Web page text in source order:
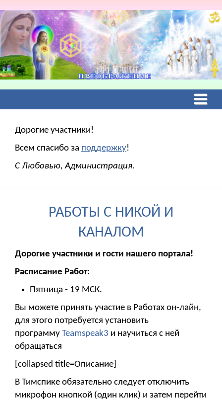
Дорогие участники!
Всем спасибо за поддержку!
С Любовью, Администрация.
РАБОТЫ С НИКОЙ И
КАНАЛОМ
Дорогие участники и гости нашего портала!
Расписание Работ:
Пятница - 19 МСК.
Вы можете принять участие в Работах он-лайн,
для этого потребуется установить
программу Teamspeak3 и научиться с ней
обращаться
[collapsed title=Описание]
В Тимспике обязательно следует отключить
микрофон кнопкой (один клик) и затем перейти